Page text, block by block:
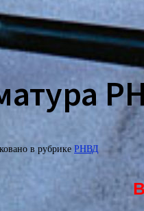
в рубрике РНВД